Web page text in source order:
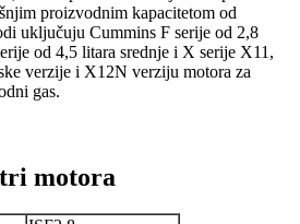
proizvodnim kapacitetom od
uključuju Cummins F serije od 2,8
od 4,5 litara srednje i X serije X11,
verzije i X12N verziju motora za
gas.
motora